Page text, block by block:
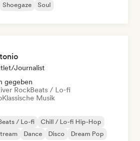
Shoegaze Soul
Journalist
gegeben
RockBeats / Lo-fi
Klassische Musik
/ Lo-fi
Chill / Lo-fi Hip-Hop
Dance Disco
Dream Pop